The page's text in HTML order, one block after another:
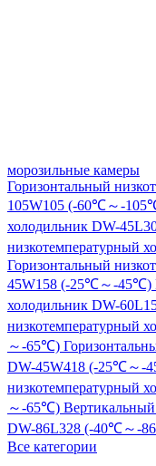
морозильные камеры
Горизонтальный
105W105 (-60℃～-
холодильник DW-
низкотемпературный
Горизонтальный
45W158 (-25℃～-45℃)
холодильник DW-
низкотемпературный
～-65℃)
DW-45W418 (-25℃～-
низкотемпературный
～-65℃)
DW-86L328 (-40℃～-
Все категории